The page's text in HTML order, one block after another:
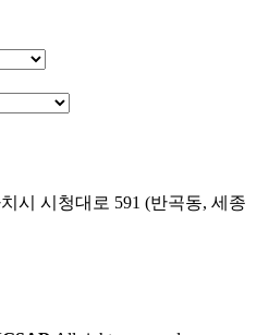
시 시청대로 591 (반곡동, 세종